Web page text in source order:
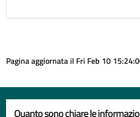
Pagina aggiornata il Fri Feb 10
Quanto sono chiare le